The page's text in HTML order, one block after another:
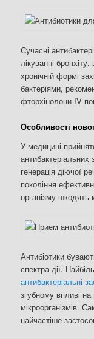
Сучасні
лікуванні
хронічній формі
бактеріями,
фторхінолони IV
Особливості
У медицині
генерація діючої
покоління
організму
Антибіотики
спектра дії.
антибактеріальні
згубному впливі
мікроорганізмів.
найчастіше